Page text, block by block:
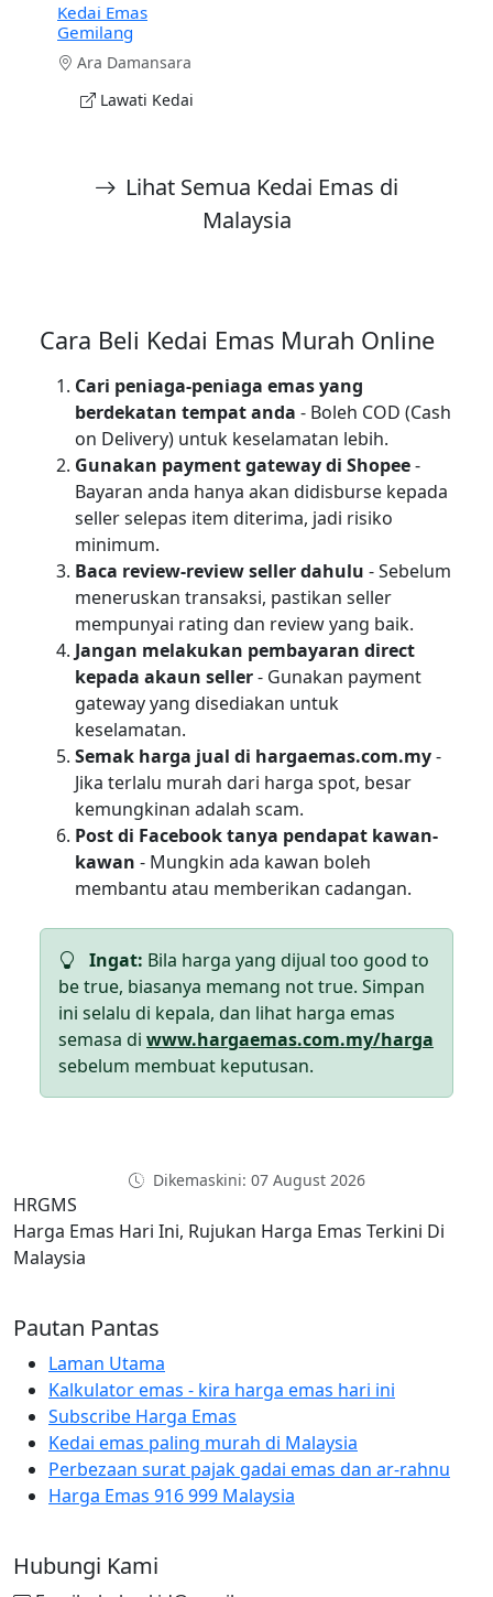
Kedai Emas
Gemilang
Ara Damansara
Lawati Kedai
Lihat Semua Kedai Emas di
Malaysia
Cara Beli Kedai Emas Murah Online
Cari peniaga-peniaga emas yang
berdekatan tempat anda - Boleh COD (Cash
on Delivery) untuk keselamatan lebih.
Gunakan payment gateway di Shopee-
Bayaran anda hanya akan didisburse kepada
seller selepas item diterima, jadi risiko
minimum.
Baca review-review seller dahulu - Sebelum
meneruskan transaksi, pastikan seller
mempunyai rating dan review yang baik.
Jangan melakukan pembayaran direct
kepada akaun seller- Gunakan payment
gateway yang disediakan untuk
keselamatan.
Semak harga jual di hargaemas.com.my-
Jika terlalu murah dari harga spot, besar
kemungkinan adalah scam.
Post di Facebook tanya pendapat kawan-
kawan - Mungkin ada kawan boleh
membantu atau memberikan cadangan.
Ingat: Bila harga yang dijual too good to
be true, biasanya memang not true. Simpan
ini selalu di kepala, dan lihat harga emas
semasa di www.hargaemas.com.my/harga
sebelum membuat keputusan.
Dikemaskini: 07 August 2026
HRGMS
Harga Emas Hari Ini, Rujukan Harga Emas Terkini Di
Malaysia
Pautan Pantas
Laman Utama
Kalkulator emas - kira harga emas hari ini
Subscribe Harga Emas
Kedai emas paling murah di Malaysia
Perbezaan surat pajak gadai emas dan ar-rahnu
Harga Emas 916 999 Malaysia
Hubungi Kami